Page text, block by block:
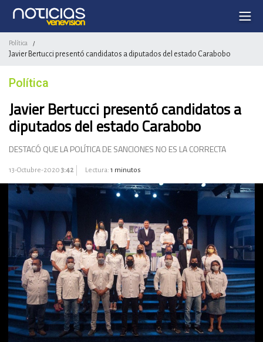
Política /
Javier Bertucci presentó candidatos a diputados del estado Carabobo
Política
Javier Bertucci presentó candidatos a
diputados del estado Carabobo
DESTACÓ QUE LA POLÍTICA DE SANCIONES NO ES LA CORRECTA
13-Octubre-2020 3:42 Lectura: 1 minutos